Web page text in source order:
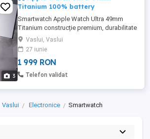
3
Titanium 100% battery
Smartwatch Apple Watch Ultra 49mm
Titanium construcție premium, durabilitate
ridicată, performanță excelentă. Folie de
protecție din ziua 1 nu ca ar fi nevoie dar
totuși. 100% battery
Vaslui, Vaslui
27 iunie
1 999 RON
Telefon validat
Vaslui Electronice Smartwatch